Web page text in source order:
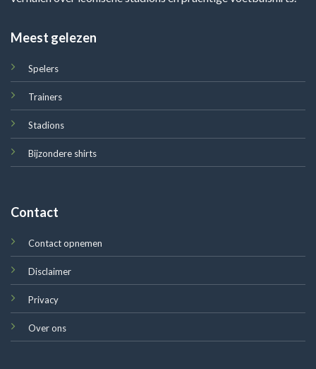
Meest gelezen
Spelers
Trainers
Stadions
Bijzondere shirts
Contact
Contact opnemen
Disclaimer
Privacy
Over ons